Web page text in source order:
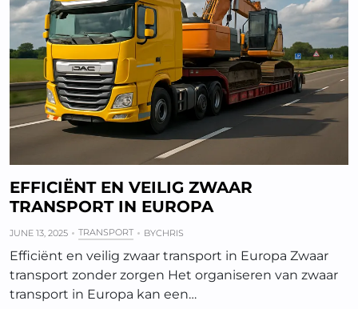
EFFICIËNT EN VEILIG ZWAAR
TRANSPORT IN EUROPA
JUNE 13, 2025 TRANSPORT BYCHRIS
Efficiënt en veilig zwaar transport in Europa Zwaar
transport zonder zorgen Het organiseren van zwaar
transport in Europa kan een…